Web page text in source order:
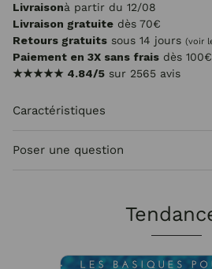
Livraisonà partir du 12/08
Livraison gratuite dès 70€
Retours gratuits sous 14 jours (voir
Paiement en 3X sans frais dès 100€
★★★★★ 4.84/5 sur 2565 avis
Caractéristiques
Poser une question